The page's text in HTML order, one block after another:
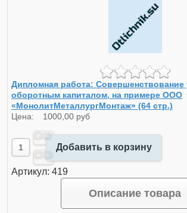
Дипломная работа: Совершенствование
оборотным капиталом, на примере ООО
«МонолитМеталлургМонтаж» (64 стр.)
Цена: 1000,00 руб
Добавить в корзину
Артикул: 419
Описание товара